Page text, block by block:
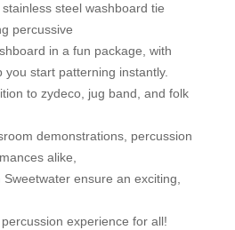
steel washboard tie
percussive
in a fun package, with
you start patterning instantly.
to zydeco, jug band, and folk
demonstrations, percussion
alike,
ensure an exciting,
experience for all!